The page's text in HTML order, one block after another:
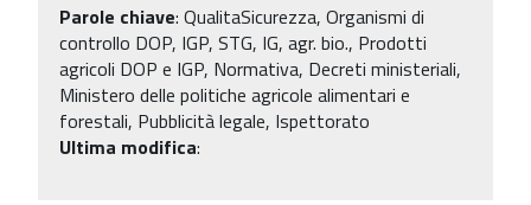
Parole chiave: QualitaSicurezza, Organismi di
controllo DOP, IGP, STG, IG, agr. bio., Prodotti
agricoli DOP e IGP, Normativa, Decreti ministeriali,
Ministero delle politiche agricole alimentari e
forestali, Pubblicità legale, Ispettorato
Ultima modifica: